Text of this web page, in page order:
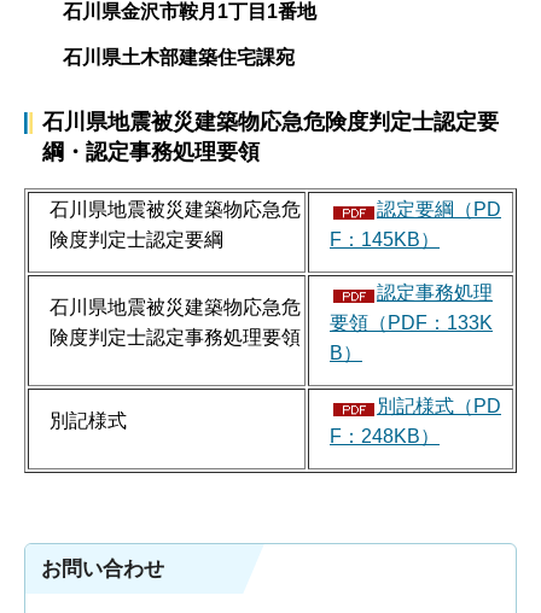
石川県金沢市鞍月1丁目1番地
石川県土木部建築住宅課宛
石川県地震被災建築物応急危険度判定士認定要
綱・認定事務処理要領
石川県地震被災建築物応急危
険度判定士認定要綱
認定要綱（PD
F：145KB）
石川県地震被災建築物応急危
険度判定士認定事務処理要領
認定事務処理
要領（PDF：133K
B）
別記様式
別記様式（PD
F：248KB）
お問い合わせ